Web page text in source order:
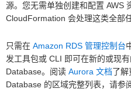
源。您无需单独创建和配置 AWS
CloudFormation 会处理这类全部任
只需在 Amazon RDS 管理控制台
发工具包或 CLI 即可在新的或现
Database。阅读 Aurora 文档了解
Database 的区域完整列表，请参